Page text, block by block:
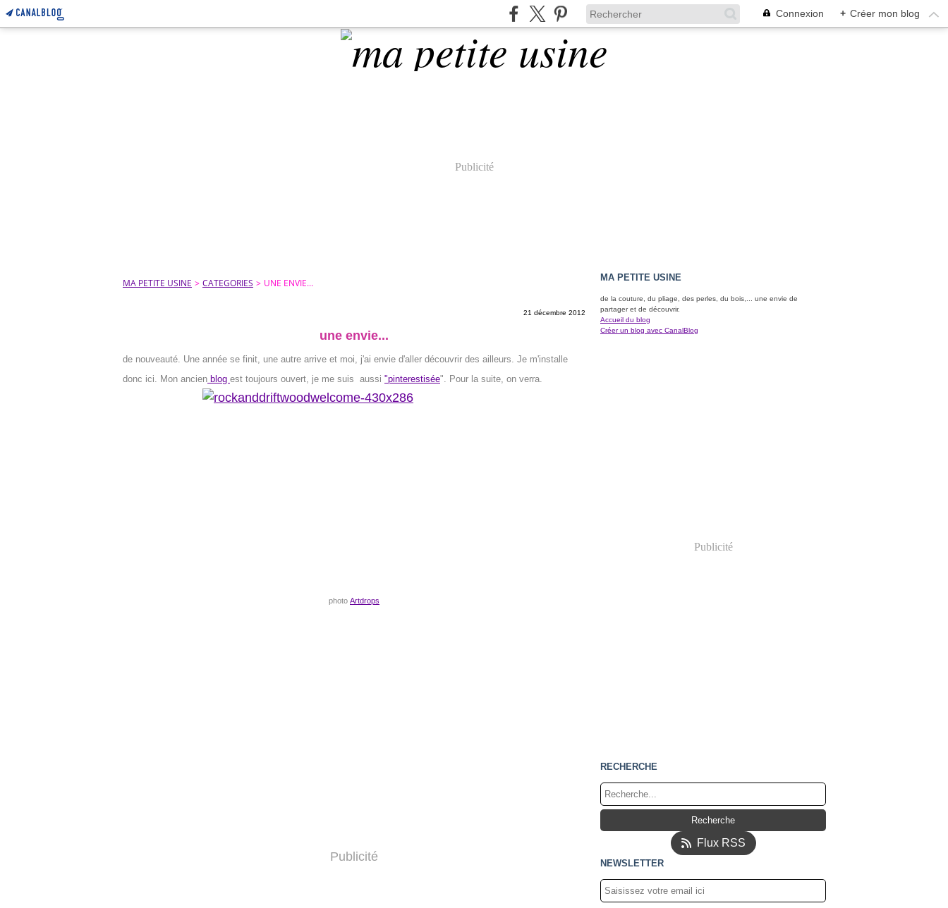
Connexion + Créer mon blog
Publicité
MA PETITE USINE > CATEGORIES > UNE ENVIE...
21 décembre 2012
une envie...
de nouveauté. Une année se finit, une autre arrive et moi, j'ai envie d'aller découvrir des ailleurs. Je m'installe
donc ici. Mon ancien blog est toujours ouvert, je me suis aussi "pinterestisée". Pour la suite, on verra.
photo Artdrops
Publicité
MA PETITE USINE
de la couture, du pliage, des perles, du bois,... une envie de
partager et de découvrir.
Accueil du blog
Créer un blog avec CanalBlog
Publicité
RECHERCHE
Flux RSS
NEWSLETTER